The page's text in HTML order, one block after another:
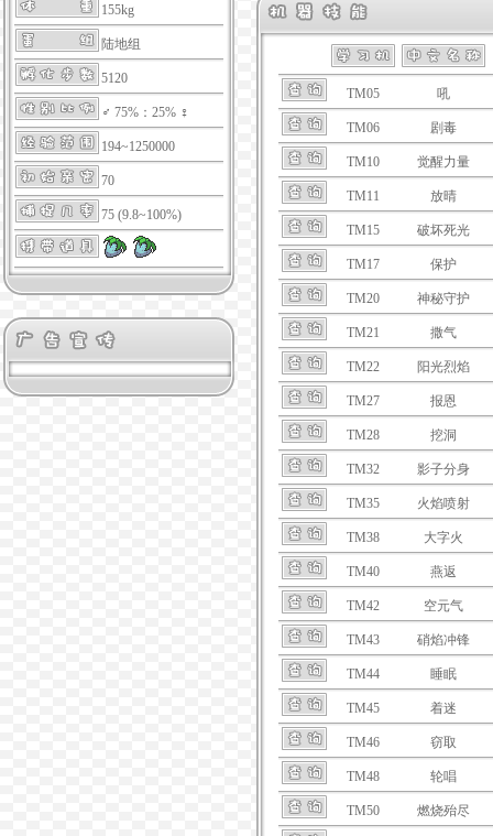
155kg
陆地组
5120
♂ 75%：25% ♀
194~1250000
70
75 (9.8~100%)
TM05 吼
TM06 剧毒
TM10 觉醒力量
TM11 放晴
TM15 破坏死光
TM17 保护
TM20 神秘守护
TM21 撒气
TM22 阳光烈焰
TM27 报恩
TM28 挖洞
TM32 影子分身
TM35 火焰喷射
TM38 大字火
TM40 燕返
TM42 空元气
TM43 硝焰冲锋
TM44 睡眠
TM45 着迷
TM46 窃取
TM48 轮唱
TM50 燃烧殆尽